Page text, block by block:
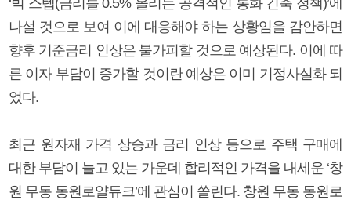
나설 것으로 보여 이에 대응해야 하는 상황임을 감안하면
향후 기준금리 인상은 불가피할 것으로 예상된다. 이에 따
른 이자 부담이 증가할 것이란 예상은 이미 기정사실화 되
었다.
최근 원자재 가격 상승과 금리 인상 등으로 주택 구매에
대한 부담이 늘고 있는 가운데 합리적인 가격을 내세운 ‘창
원 무동 동원로얄듀크’에 관심이 쏠린다. 창원 무동 동원로